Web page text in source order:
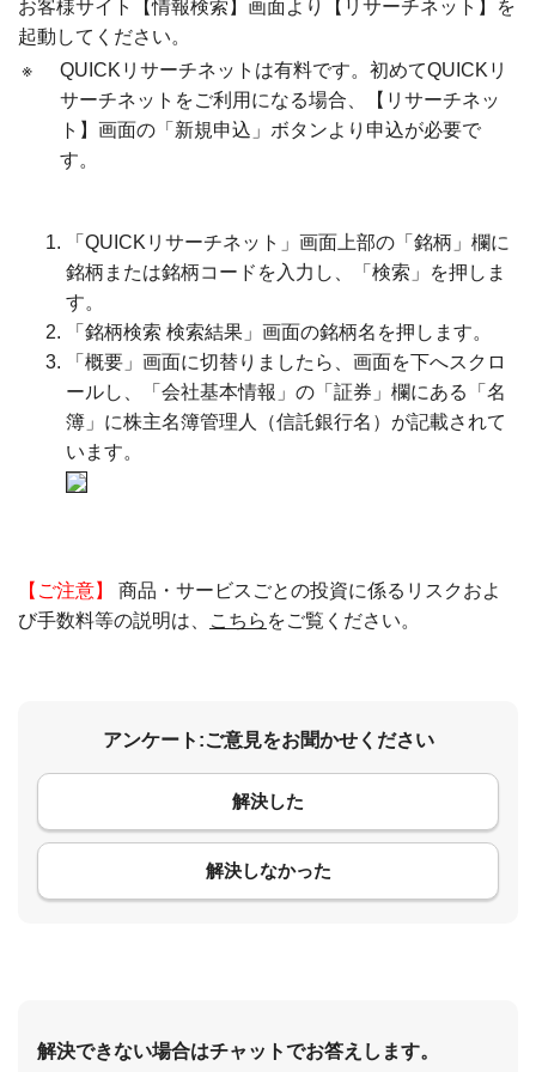
お客様サイト【情報検索】画面より【リサーチネット】を
起動してください。
※
QUICKリサーチネットは有料です。初めてQUICKリ
サーチネットをご利用になる場合、【リサーチネッ
ト】画面の「新規申込」ボタンより申込が必要で
す。
「QUICKリサーチネット」画面上部の「銘柄」欄に
銘柄または銘柄コードを入力し、「検索」を押しま
す。
「銘柄検索 検索結果」画面の銘柄名を押します。
「概要」画面に切替りましたら、画面を下へスクロ
ールし、「会社基本情報」の「証券」欄にある「名
簿」に株主名簿管理人（信託銀行名）が記載されて
います。
【ご注意】
商品・サービスごとの投資に係るリスクおよ
び手数料等の説明は、
こちら をご覧ください。
アンケート:ご意見をお聞かせください
解決した
解決しなかった
コメント
解決できない場合はチャットでお答えします。